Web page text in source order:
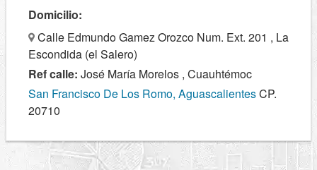
Domicilio:
Calle Edmundo Gamez Orozco Num. Ext. 201 , La
Escondida (el Salero)
Ref calle: José María Morelos , Cuauhtémoc
San Francisco De Los Romo, AguascalientesCP.
20710